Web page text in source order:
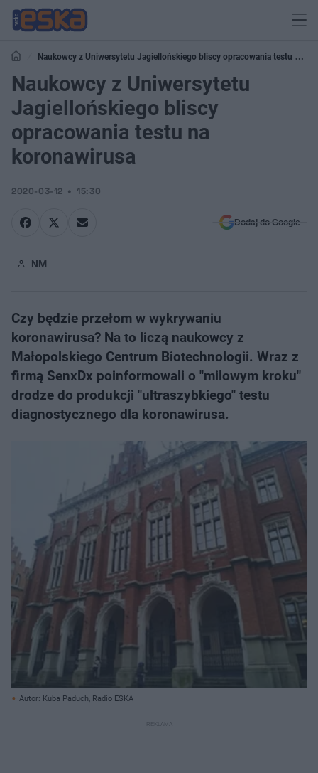
Naukowcy z Uniwersytetu Jagiellońskiego bliscy opracowania testu na
koronawirusa
Naukowcy z Uniwersytetu
Jagiellońskiego bliscy
opracowania testu na
koronawirusa
2020-03-12 15:30
Dodaj do Google
NM
Czy będzie przełom w wykrywaniu
koronawirusa? Na to liczą naukowcy z
Małopolskiego Centrum Biotechnologii. Wraz z
firmą SenxDx poinformowali o "milowym kroku"
drodze do produkcji "ultraszybkiego" testu
diagnostycznego dla koronawirusa.
Autor: Kuba Paduch, Radio ESKA